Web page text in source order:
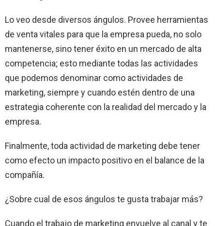
Lo veo desde diversos ángulos. Provee herramientas
de venta vitales para que la empresa pueda, no solo
mantenerse, sino tener éxito en un mercado de alta
competencia; esto mediante todas las actividades
que podemos denominar como actividades de
marketing, siempre y cuando estén dentro de una
estrategia coherente con la realidad del mercado y la
empresa.
Finalmente, toda actividad de marketing debe tener
como efecto un impacto positivo en el balance de la
compañía.
¿Sobre cual de esos ángulos te gusta trabajar más?
Cuando el trabajo de marketing envuelve al canal y te